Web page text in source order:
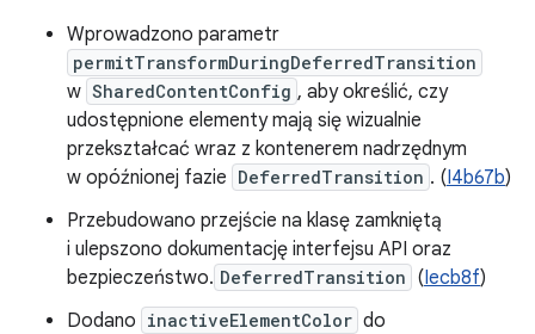
Wprowadzono parametr
permitTransformDuringDeferredTransition
w SharedContentConfig , aby określić, czy
udostępnione elementy mają się wizualnie
przekształcać wraz z kontenerem nadrzędnym
w opóźnionej fazie DeferredTransition . (I4b67b)
Przebudowano przejście na klasę zamkniętą
i ulepszono dokumentację interfejsu API oraz
bezpieczeństwo. DeferredTransition (Iecb8f)
Dodano inactiveElementColor do